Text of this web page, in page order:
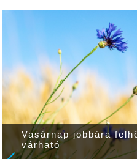
Vasárnap jobbára
várható